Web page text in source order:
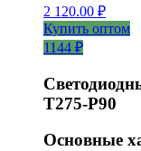
2 120.00 ₽
Купить оптом
1144 ₽
T275-P90
Основные